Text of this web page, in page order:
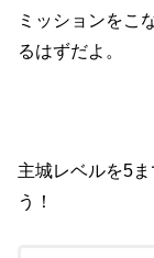
ミッションをこ
るはずだよ。
主城レベルを5
う！